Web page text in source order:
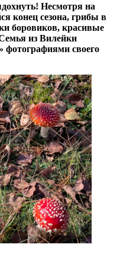
Несмотря на
конец сезона, грибы в
боровиков, красивые
из Вилейки
фотографиями своего